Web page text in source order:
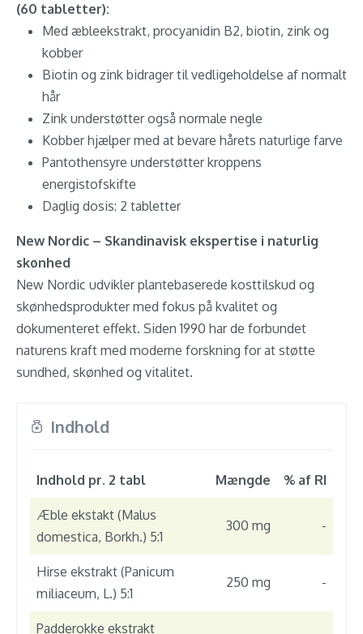
(60 tabletter):
Med æbleekstrakt, procyanidin B2, biotin, zink og
kobber
Biotin og zink bidrager til vedligeholdelse af normalt
hår
Zink understøtter også normale negle
Kobber hjælper med at bevare hårets naturlige farve
Pantothensyre understøtter kroppens
energistofskifte
Daglig dosis: 2 tabletter
New Nordic – Skandinavisk ekspertise i naturlig
skønhed
New Nordic udvikler plantebaserede kosttilskud og
skønhedsprodukter med fokus på kvalitet og
dokumenteret effekt. Siden 1990 har de forbundet
naturens kraft med moderne forskning for at støtte
sundhed, skønhed og vitalitet.
Indhold
Indhold pr. 2 tabl Mængde % af RI
Æble ekstakt (Malus
domestica, Borkh.) 5:1
300 mg -
Hirse ekstrakt (Panicum
miliaceum, L.) 5:1
250 mg -
Padderokke ekstrakt